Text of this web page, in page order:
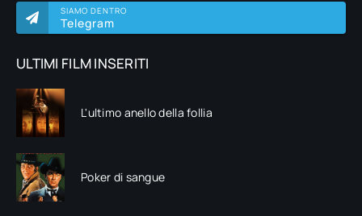
SIAMO DENTRO
Telegram
ULTIMI FILM INSERITI
L'ultimo anello della follia
Poker di sangue